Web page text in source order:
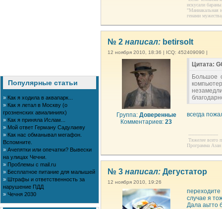
Популярные статьи
» Как я ходила в аквапарк...
» Как я летал в Москву (о
грозненских авиалиниях)
» Как я приняла Ислам...
» Мой ответ Герману Садулаеву
» Как нас обманывал мегафон.
Вспомните.
» Ачепятки или опечатки? Вывески
на улицах Чечни.
» Проблемы с mail.ru
» Бесплатное питание для малышей
» Штрафы и ответственность за
нарушение ПДД
» Чечня 2030
искусали
"Маниакальная
генами
№ 2 написал: betirsolt
12 ноября 2010, 18:36 | ICQ: 452409090 |
Группа: Доверенные
Комментариев: 23
Цитата:
Большое
всегда
--------------------
Тяжелее всего
Программа
№ 3 написал: Дегустатор
12 ноября 2010, 19:26
случае я
Дала аьтто